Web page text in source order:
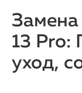
iMac
Mac Mini
Замена
13 Pro:
уход,